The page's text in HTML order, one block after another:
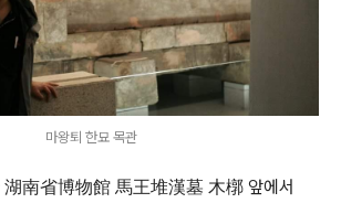
마왕퇴 한묘 목관
南省博物館 馬王堆漢墓 木槨 앞에서